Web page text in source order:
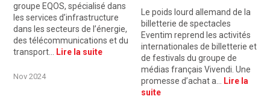
groupe EQOS, spécialisé dans
les services d’infrastructure
dans les secteurs de l’énergie,
des télécommunications et du
transport…
Lire la suite
Nov 2024
Le poids lourd allemand de la
billetterie de spectacles
Eventim reprend les activités
internationales de billetterie et
de festivals du groupe de
médias français Vivendi. Une
promesse d’achat a…
Lire la
suite